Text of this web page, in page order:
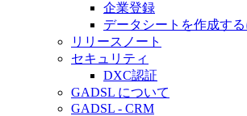
企業登録
データシートを作成す
リリースノート
セキュリティ
DXC認証
GADSL について
GADSL - CRM